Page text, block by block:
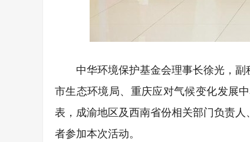
中华环境保护基金会理事长徐光，
市生态环境局、重庆应对气候变化发展
表，成渝地区及西南省份相关部门负责
者参加本次活动。